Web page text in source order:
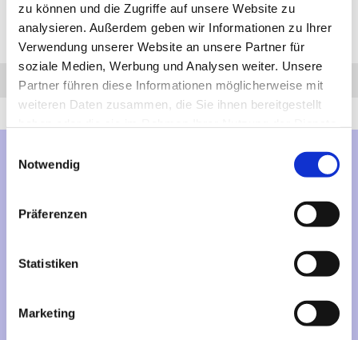
zu können und die Zugriffe auf unsere Website zu
analysieren. Außerdem geben wir Informationen zu Ihrer
Verwendung unserer Website an unsere Partner für
soziale Medien, Werbung und Analysen weiter. Unsere
Partner führen diese Informationen möglicherweise mit
weiteren Daten zusammen, die Sie ihnen bereitgestellt
Notwendig
Präferenzen
Statistiken
Marketing
Anfrage Anrufen AHK-Finder
Mehr über...
Vertrag widerrufen
Informationen